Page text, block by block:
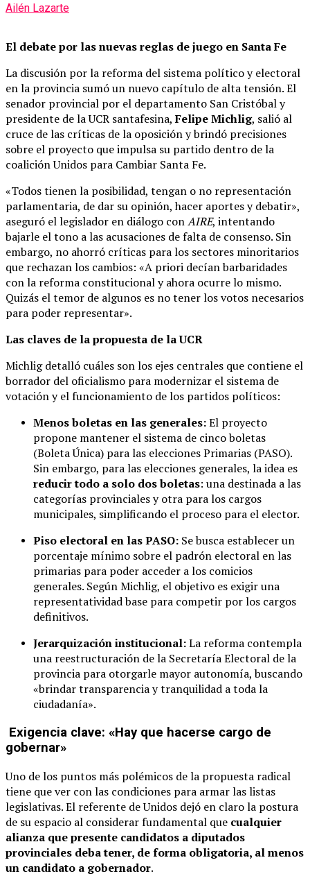
Ailén Lazarte
El debate por las nuevas reglas de juego en Santa Fe
La discusión por la reforma del sistema político y electoral
en la provincia sumó un nuevo capítulo de alta tensión. El
senador provincial por el departamento San Cristóbal y
presidente de la UCR santafesina,Felipe Michlig, salió al
cruce de las críticas de la oposición y brindó precisiones
sobre el proyecto que impulsa su partido dentro de la
coalición Unidos para Cambiar Santa Fe.
«Todos tienen la posibilidad, tengan o no representación
parlamentaria, de dar su opinión, hacer aportes y debatir»,
aseguró el legislador en diálogo conAIRE, intentando
bajarle el tono a las acusaciones de falta de consenso. Sin
embargo, no ahorró críticas para los sectores minoritarios
que rechazan los cambios: «A priori decían barbaridades
con la reforma constitucional y ahora ocurre lo mismo.
Quizás el temor de algunos es no tener los votos necesarios
para poder representar».
Las claves de la propuesta de la UCR
Michlig detalló cuáles son los ejes centrales que contiene el
borrador del oficialismo para modernizar el sistema de
votación y el funcionamiento de los partidos políticos:
Menos boletas en las generales:El proyecto
propone mantener el sistema de cinco boletas
(Boleta Única) para las elecciones Primarias (PASO).
Sin embargo, para las elecciones generales, la idea es
reducir todo a solo dos boletas: una destinada a las
categorías provinciales y otra para los cargos
municipales, simplificando el proceso para el elector.
Piso electoral en las PASO: Se busca establecer un
porcentaje mínimo sobre el padrón electoral en las
primarias para poder acceder a los comicios
generales. Según Michlig, el objetivo es exigir una
representatividad base para competir por los cargos
definitivos.
Jerarquización institucional:La reforma contempla
una reestructuración de la Secretaría Electoral de la
provincia para otorgarle mayor autonomía, buscando
«brindar transparencia y tranquilidad a toda la
ciudadanía».
Exigencia clave: «Hay que hacerse cargo de
gobernar»
Uno de los puntos más polémicos de la propuesta radical
tiene que ver con las condiciones para armar las listas
legislativas. El referente de Unidos dejó en claro la postura
de su espacio al considerar fundamental que cualquier
alianza que presente candidatos a diputados
provinciales deba tener, de forma obligatoria, al menos
un candidato a gobernador.